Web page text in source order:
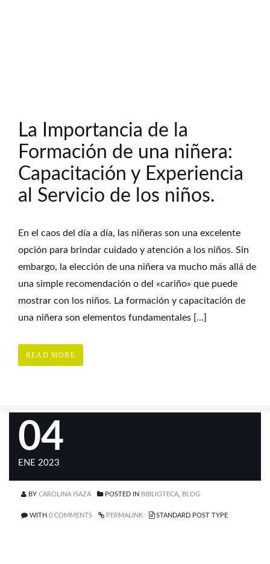
La Importancia de la
Formación de una niñera:
Capacitación y Experiencia
al Servicio de los niños.
En el caos del día a día, las niñeras son una excelente
opción para brindar cuidado y atención a los niños. Sin
embargo, la elección de una niñera va mucho más allá de
una simple recomendación o del «cariño» que puede
mostrar con los niños. La formación y capacitación de
una niñera son elementos fundamentales […]
READ MORE
04
ENE 2023
BY CAROLINA ISAZA POSTED IN BIBLIOTECA BLOG
WITH 0 COMMENTS PERMALINK STANDARD POST TYPE